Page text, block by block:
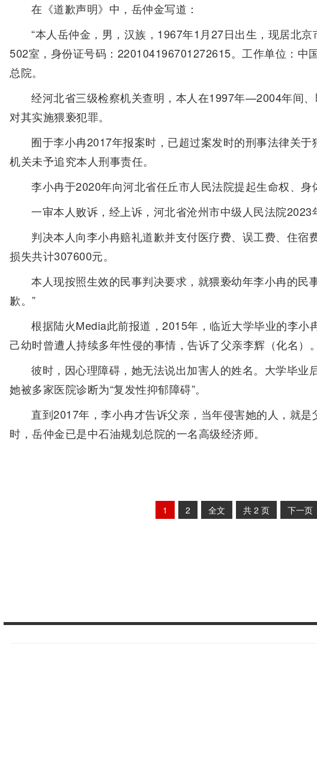
在《道歉声明》中，岳仲金写道：
“本人岳仲金，男，汉族，1967年1月27日出生，现居北
502室，身份证号码：220104196701272615。工作单位：中
总院。
经河北省三级检察机关查明，本人在1997年—2004年间
对其实施猥亵犯罪。
囿于李小冉2017年报案时，已超过案发时的刑事法律关
机关未予追究本人刑事责任。
李小冉于2020年向河北省任丘市人民法院提起生命权、身
一审本人败诉，经上诉，河北省沧州市中级人民法院2023
判决本人向李小冉赔礼道歉并支付医疗费、误工费、住宿
损失共计307600元。
本人现按照生效的民事判决要求，就猥亵幼年李小冉的民
歉。”
根据陆火Media此前报道，2015年，临近大学毕业的李小
己幼时曾遭人持续多年性侵的事情，告诉了父亲李辉（化名）。
彼时，因心理障碍，她无法说出加害人的姓名。大学毕业
她被多家医院诊断为“复发性抑郁障碍”。
直到2017年，李小冉才告诉父亲，当年侵害她的人，就
时，岳仲金已是中石油规划总院的一名高级经济师。
1 2 全文 共 2 页 下一页